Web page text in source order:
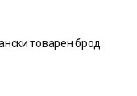
товарен брод